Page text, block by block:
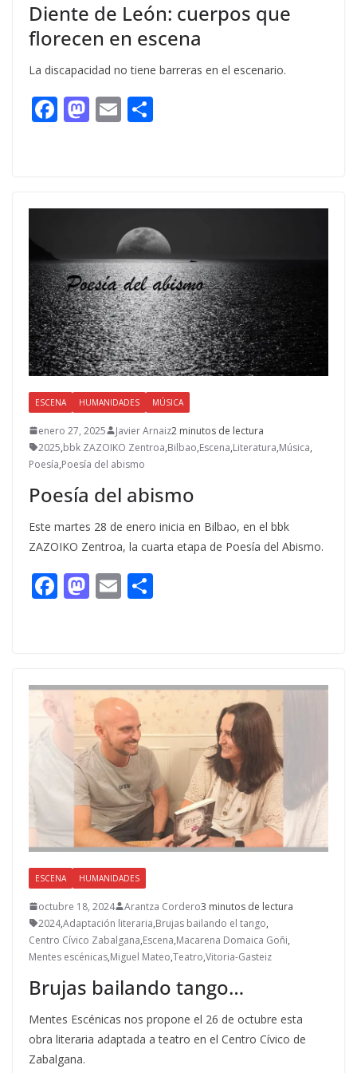
Diente de León: cuerpos que
florecen en escena
La discapacidad no tiene barreras en el escenario.
F
o
k
M
o
E
ar
ti
r
ESCENA HUMANIDADES MÚSICA
enero 27, 2025 Javier Arnaiz2 minutos de lectura
2025,bbk ZAZOIKO Zentroa,Bilbao,Escena,Literatura,Música,
Poesía,Poesía del abismo
Poesía del abismo
Este martes 28 de enero inicia en Bilbao, en el bbk
ZAZOIKO Zentroa, la cuarta etapa de Poesía del Abismo.
F
o
o
M
o
n
E
ar
ti
r
ESCENA HUMANIDADES
octubre 18, 2024 Arantza Cordero3 minutos de lectura
2024,Adaptación literaria,Brujas bailando el tango,
Centro Cívico Zabalgana,Escena,Macarena Domaica Goñi,
Mentes escénicas,Miguel Mateo,Teatro,Vitoria-Gasteiz
Brujas bailando tango…
Mentes Escénicas nos propone el 26 de octubre esta
obra literaria adaptada a teatro en el Centro Cívico de
Zabalgana.